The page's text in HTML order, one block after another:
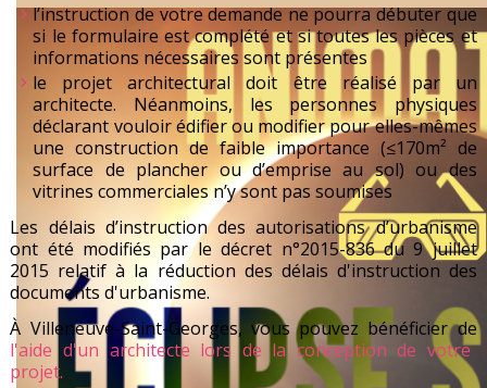
l’instruction de votre demande ne pourra débuter que
si le formulaire est complété et si toutes les pièces et
informations nécessaires sont présentes
le projet architectural doit être réalisé par un
architecte. Néanmoins, les personnes physiques
déclarant vouloir édifier ou modifier pour elles-mêmes
une construction de faible importance (≤170m² de
surface de plancher ou d’emprise au sol) ou des
vitrines commerciales n’y sont pas soumises
Les délais d’instruction des autorisations d’urbanisme
ont été modifiés par le décret n°2015-836 du 9 juillet
2015 relatif à la réduction des délais d'instruction des
documents d'urbanisme.
À Villeneuve-Saint-Georges, vous pouvez bénéficier de
l'aide d'un architecte lors de la conception de votre
projet.